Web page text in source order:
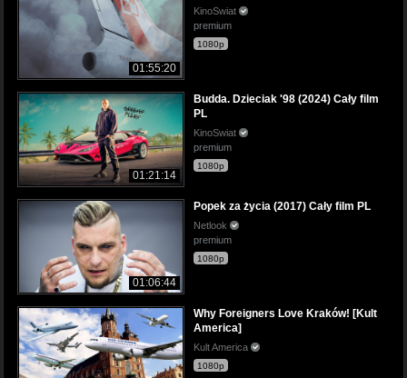
01:55:20
KinoSwiat
premium
1080p
01:21:14
Budda. Dzieciak '98 (2024) Cały film
PL
KinoSwiat
premium
1080p
01:06:44
Popek za życia (2017) Cały film PL
Netlook
premium
1080p
Why Foreigners Love Kraków! [Kult
America]
Kult America
1080p